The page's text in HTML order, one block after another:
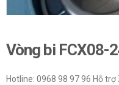
Vòng bi FCX08-
Hotline: 0968 98 97 96 Hỗ